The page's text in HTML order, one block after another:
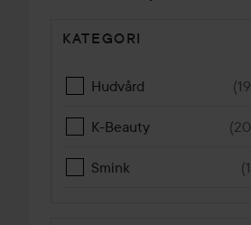
HOPPA TILL SORTERA
KATEGORI
Hudvård (19
K-Beauty (20
Smink (1